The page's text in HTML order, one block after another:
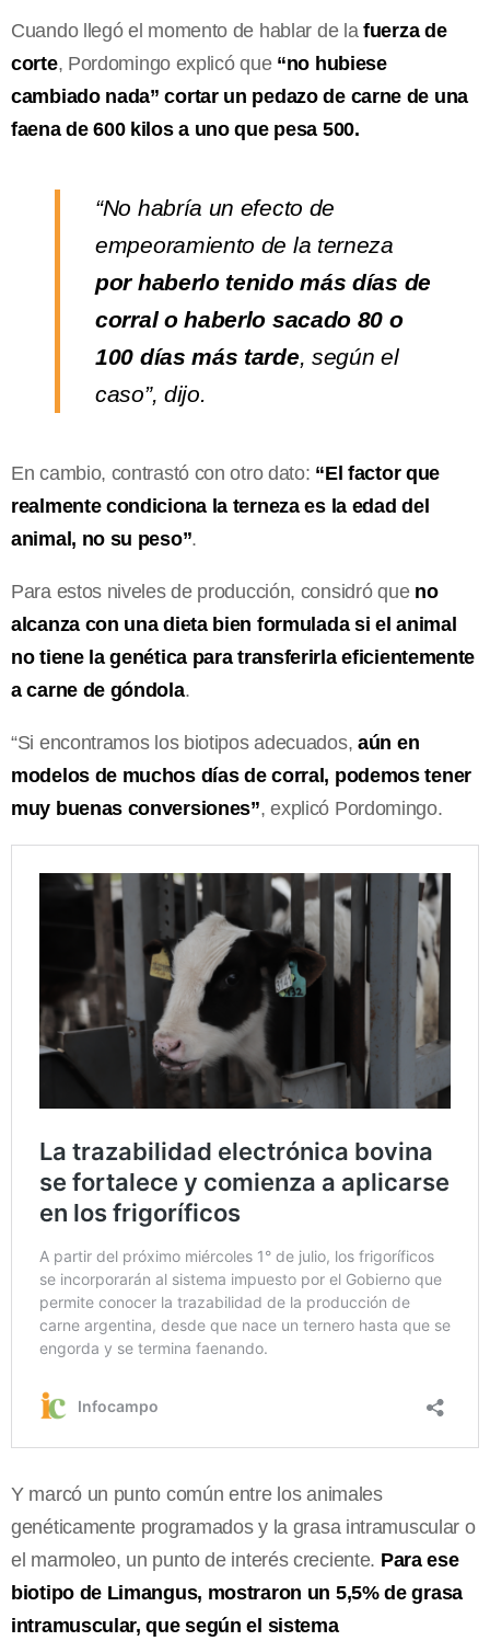
Cuando llegó el momento de hablar de la fuerza de
corte, Pordomingo explicó que “no hubiese
cambiado nada” cortar un pedazo de carne de una
faena de 600 kilos a uno que pesa 500.
“No habría un efecto de
empeoramiento de la terneza
por haberlo tenido más días de
corral o haberlo sacado 80 o
100 días más tarde, según el
caso”, dijo.
En cambio, contrastó con otro dato: “El factor que
realmente condiciona la terneza es la edad del
animal, no su peso”.
Para estos niveles de producción, considró que no
alcanza con una dieta bien formulada si el animal
no tiene la genética para transferirla eficientemente
a carne de góndola.
“Si encontramos los biotipos adecuados, aún en
modelos de muchos días de corral, podemos tener
muy buenas conversiones”, explicó Pordomingo.
Y marcó un punto común entre los animales
genéticamente programados y la grasa intramuscular o
el marmoleo, un punto de interés creciente. Para ese
biotipo de Limangus, mostraron un 5,5% de grasa
intramuscular, que según el sistema